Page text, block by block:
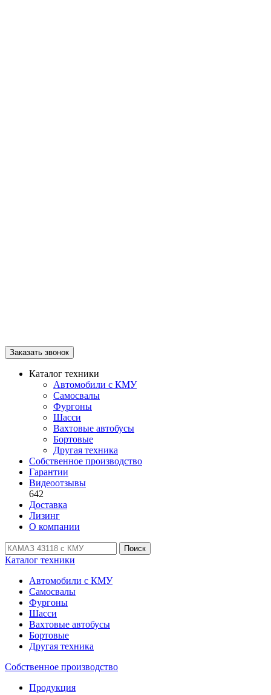
Заказать звонок
Каталог техники
Автомобили с КМУ
Самосвалы
Фургоны
Шасси
Вахтовые автобусы
Бортовые
Другая техника
Собственное производство
Гарантии
Видеоотзывы
642
Доставка
Лизинг
О компании
Поиск
Каталог техники
Автомобили с КМУ
Самосвалы
Фургоны
Шасси
Вахтовые автобусы
Бортовые
Другая техника
Собственное производство
Продукция